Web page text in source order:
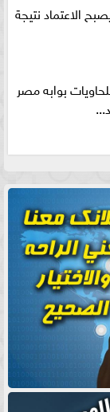
الاعتماد نتيجة
بوابه مصر